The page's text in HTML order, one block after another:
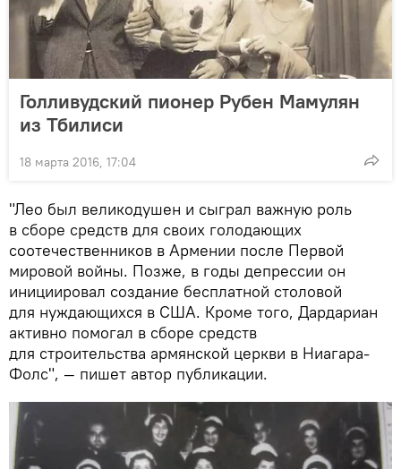
Голливудский пионер Рубен Мамулян
из Тбилиси
18 марта 2016, 17:04
"Лео был великодушен и сыграл важную роль
в сборе средств для своих голодающих
соотечественников в Армении после Первой
мировой войны. Позже, в годы депрессии он
инициировал создание бесплатной столовой
для нуждающихся в США. Кроме того, Дардариан
активно помогал в сборе средств
для строительства армянской церкви в Ниагара-
Фолс", — пишет автор публикации.